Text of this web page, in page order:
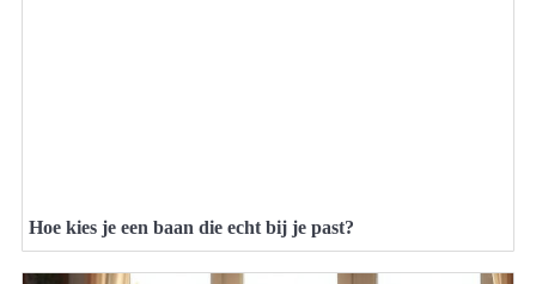
Hoe kies je een baan die echt bij je past?